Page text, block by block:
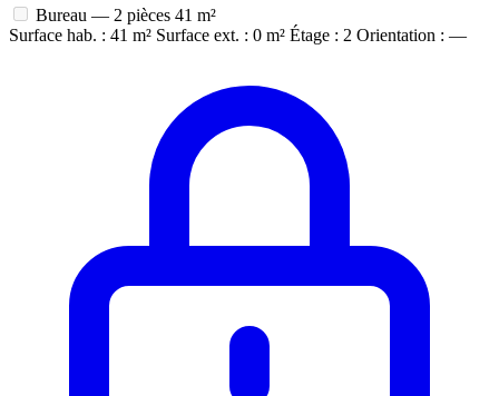
Bureau — 2 pièces 41 m²
Surface hab. : 41 m² Surface ext. : 0 m² Étage : 2 Orientation : —